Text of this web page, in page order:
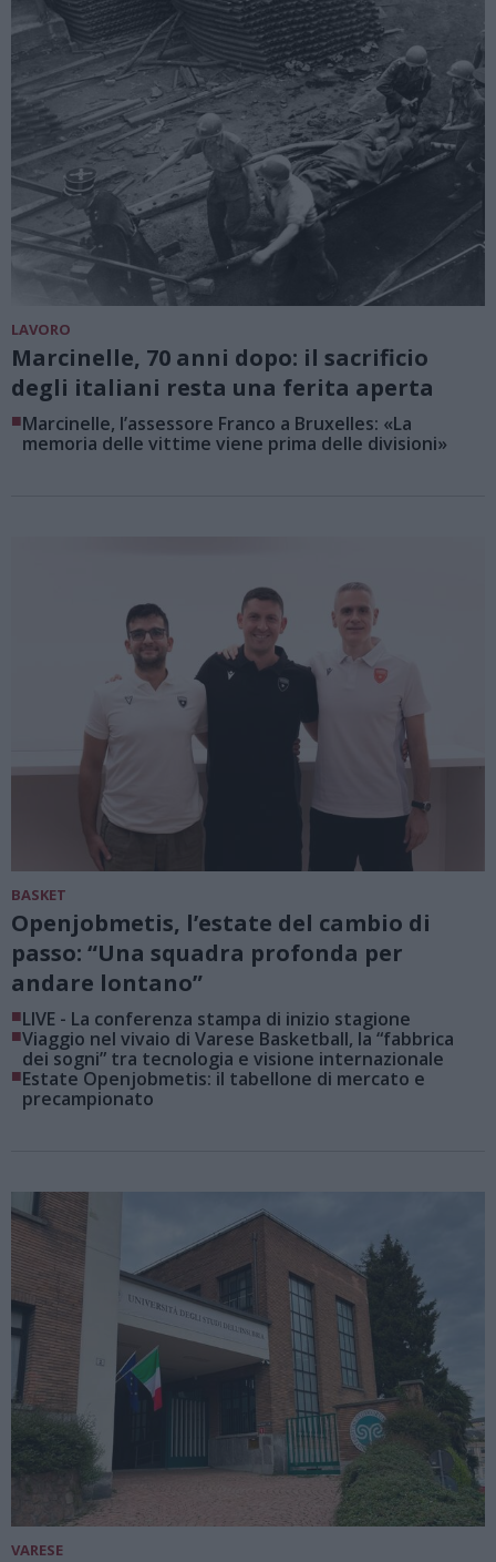
LAVORO
Marcinelle, 70 anni dopo: il sacrificio
degli italiani resta una ferita aperta
■Marcinelle, l’assessore Franco a Bruxelles: «La
memoria delle vittime viene prima delle divisioni»
BASKET
Openjobmetis, l’estate del cambio di
passo: “Una squadra profonda per
andare lontano”
■LIVE - La conferenza stampa di inizio stagione
■Viaggio nel vivaio di Varese Basketball, la “fabbrica
dei sogni” tra tecnologia e visione internazionale
■Estate Openjobmetis: il tabellone di mercato e
precampionato
VARESE